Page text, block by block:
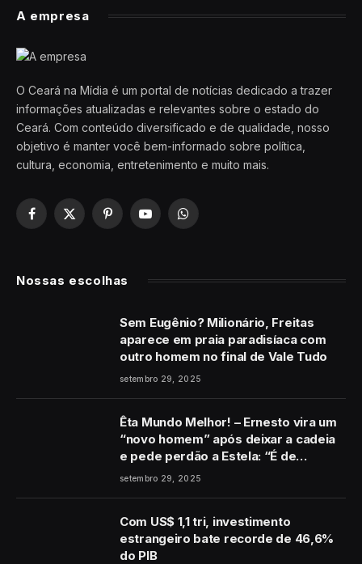
A empresa
O Ceará na Mídia é um portal de notícias dedicado a trazer
informações atualizadas e relevantes sobre o estado do
Ceará. Com conteúdo diversificado e de qualidade, nosso
objetivo é manter você bem-informado sobre política,
cultura, economia, entretenimento e muito mais.
Facebook
X
PinterestYouTubeWhatsApp
Nossas escolhas
Sem Eugênio? Milionário, Freitas
aparece em praia paradisíaca com
outro homem no final de Vale Tudo
setembro 29, 2025
Êta Mundo Melhor! – Ernesto vira um
“novo homem” após deixar a cadeia
e pede perdão a Estela: “É de
coração”
setembro 29, 2025
Com US$ 1,1 tri, investimento
estrangeiro bate recorde de 46,6%
do PIB